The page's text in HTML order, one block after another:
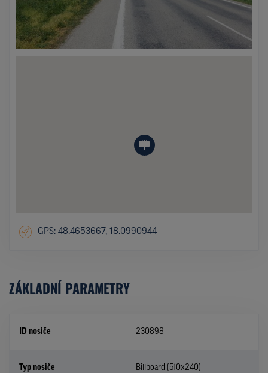
GPS: 48.4653667, 18.0990944
ZÁKLADNÍ PARAMETRY
ID nosiče 230898
Typ nosiče Billboard (510x240)